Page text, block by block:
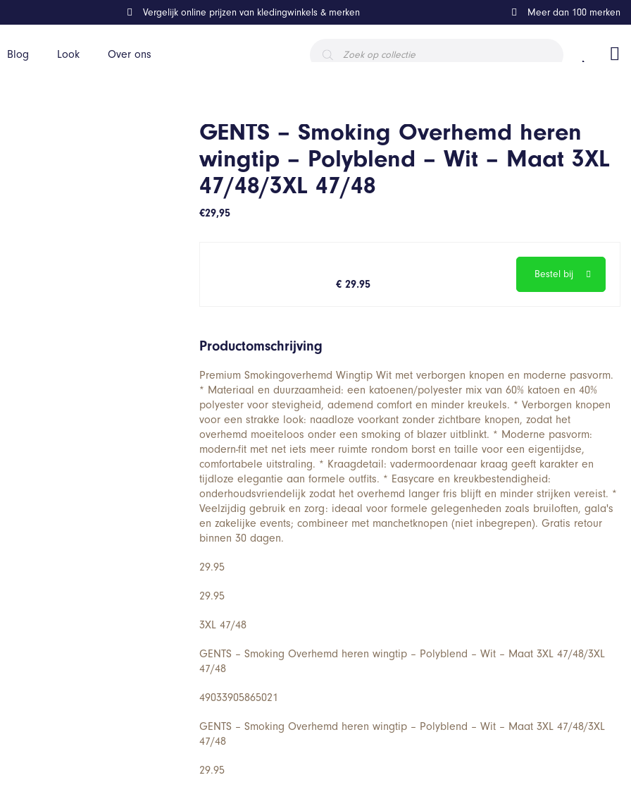
Blog Look Over ons
zoeken
Vergelijk online prijzen van kledingwinkels & merken Meer dan 100 merken
GENTS – Smoking Overhemd heren
wingtip – Polyblend – Wit – Maat 3XL
47/48/3XL 47/48
€29,95
€ 29.95
Bestel bij
Productomschrijving
Premium Smokingoverhemd Wingtip Wit met verborgen knopen en moderne pasvorm.
* Materiaal en duurzaamheid: een katoenen/polyester mix van 60% katoen en 40%
polyester voor stevigheid, ademend comfort en minder kreukels. * Verborgen knopen
voor een strakke look: naadloze voorkant zonder zichtbare knopen, zodat het
overhemd moeiteloos onder een smoking of blazer uitblinkt. * Moderne pasvorm:
modern-fit met net iets meer ruimte rondom borst en taille voor een eigentijdse,
comfortabele uitstraling. * Kraagdetail: vadermoordenaar kraag geeft karakter en
tijdloze elegantie aan formele outfits. * Easycare en kreukbestendigheid:
onderhoudsvriendelijk zodat het overhemd langer fris blijft en minder strijken vereist. *
Veelzijdig gebruik en zorg: ideaal voor formele gelegenheden zoals bruiloften, gala's
en zakelijke events; combineer met manchetknopen (niet inbegrepen). Gratis retour
binnen 30 dagen.
29.95
29.95
3XL 47/48
GENTS – Smoking Overhemd heren wingtip – Polyblend – Wit – Maat 3XL 47/48/3XL
47/48
49033905865021
GENTS – Smoking Overhemd heren wingtip – Polyblend – Wit – Maat 3XL 47/48/3XL
47/48
29.95